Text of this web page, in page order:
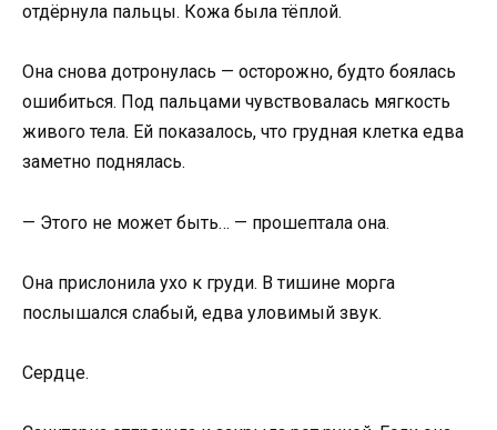
отдёрнула пальцы. Кожа была тёплой.
Она снова дотронулась — осторожно, будто боялась
ошибиться. Под пальцами чувствовалась мягкость
живого тела. Ей показалось, что грудная клетка едва
заметно поднялась.
— Этого не может быть… — прошептала она.
Она прислонила ухо к груди. В тишине морга
послышался слабый, едва уловимый звук.
Сердце.